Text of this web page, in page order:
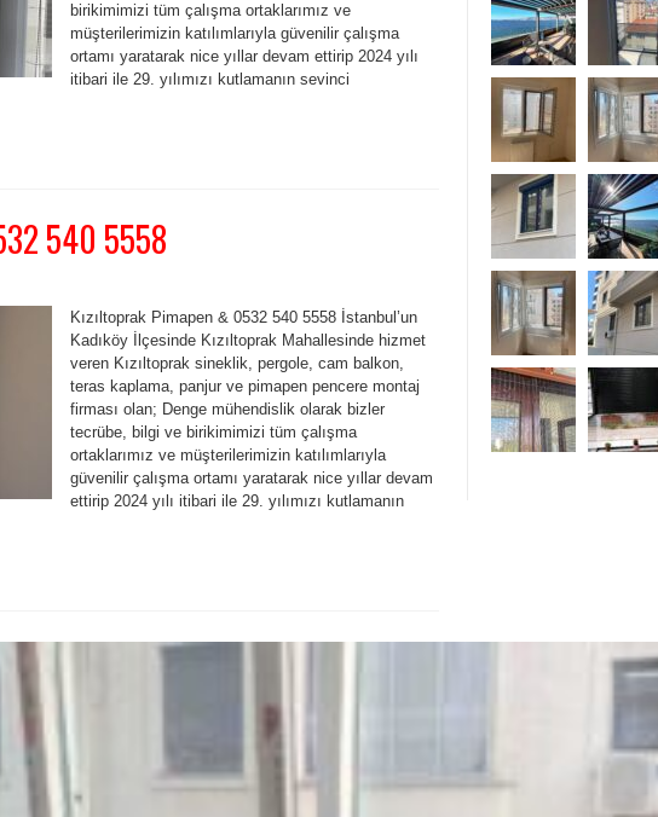
birikimimizi tüm çalışma ortaklarımız ve
müşterilerimizin katılımlarıyla güvenilir çalışma
ortamı yaratarak nice yıllar devam ettirip 2024 yılı
itibari ile 29. yılımızı kutlamanın sevinci
540 5558
Kızıltoprak Pimapen & 0532 540 5558 İstanbul’un
Kadıköy İlçesinde Kızıltoprak Mahallesinde hizmet
veren Kızıltoprak sineklik, pergole, cam balkon,
teras kaplama, panjur ve pimapen pencere montaj
firması olan; Denge mühendislik olarak bizler
tecrübe, bilgi ve birikimimizi tüm çalışma
ortaklarımız ve müşterilerimizin katılımlarıyla
güvenilir çalışma ortamı yaratarak nice yıllar devam
ettirip 2024 yılı itibari ile 29. yılımızı kutlamanın